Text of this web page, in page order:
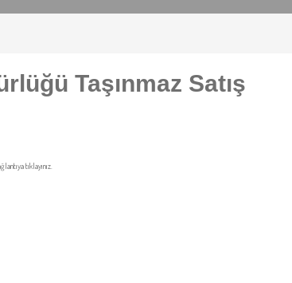
Taşınmaz Satış
tıklayınız.